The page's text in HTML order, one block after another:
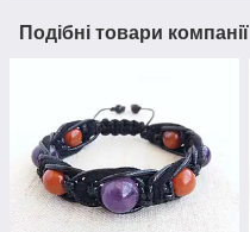
Подібні товари компанії